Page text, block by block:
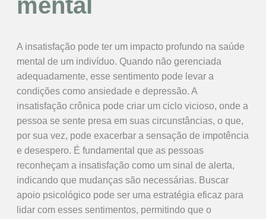
mental
A insatisfação pode ter um impacto profundo na saúde
mental de um indivíduo. Quando não gerenciada
adequadamente, esse sentimento pode levar a
condições como ansiedade e depressão. A
insatisfação crônica pode criar um ciclo vicioso, onde a
pessoa se sente presa em suas circunstâncias, o que,
por sua vez, pode exacerbar a sensação de impotência
e desespero. É fundamental que as pessoas
reconheçam a insatisfação como um sinal de alerta,
indicando que mudanças são necessárias. Buscar
apoio psicológico pode ser uma estratégia eficaz para
lidar com esses sentimentos, permitindo que o